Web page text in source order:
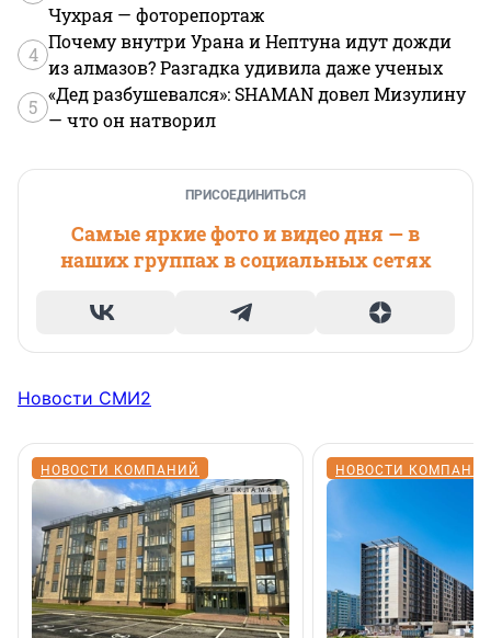
Чухрая — фоторепортаж
4
Почему внутри Урана и Нептуна идут дожди
из алмазов? Разгадка удивила даже ученых
5
«Дед разбушевался»: SHAMAN довел Мизулину
— что он натворил
ПРИСОЕДИНИТЬСЯ
Самые яркие фото и видео дня — в
наших группах в социальных сетях
Новости СМИ2
НОВОСТИ КОМПАНИЙ НОВОСТИ